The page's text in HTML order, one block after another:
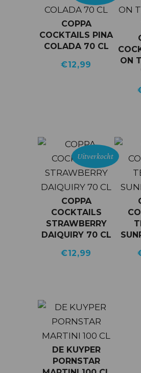
COPPA
COCKTAILS PINA
COLADA 70 CL
€12,99
ON
Uitverkocht
COPPA
COCKTAILS
STRAWBERRY
DAIQUIRY 70 CL
€12,99
DE KUYPER
PORNSTAR